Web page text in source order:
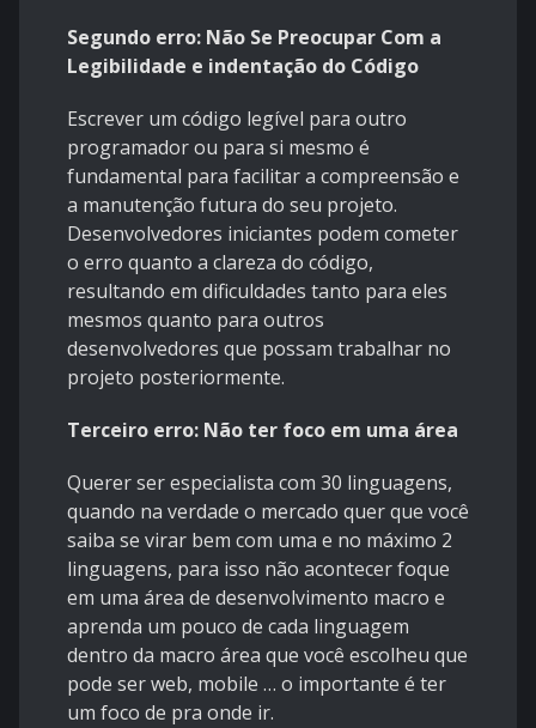
Segundo erro: Não Se Preocupar Com a
Legibilidade e indentação do Código
Escrever um código legível para outro
programador ou para si mesmo é
fundamental para facilitar a compreensão e
a manutenção futura do seu projeto.
Desenvolvedores iniciantes podem cometer
o erro quanto a clareza do código,
resultando em dificuldades tanto para eles
mesmos quanto para outros
desenvolvedores que possam trabalhar no
projeto posteriormente.
Terceiro erro: Não ter foco em uma área
Querer ser especialista com 30 linguagens,
quando na verdade o mercado quer que você
saiba se virar bem com uma e no máximo 2
linguagens, para isso não acontecer foque
em uma área de desenvolvimento macro e
aprenda um pouco de cada linguagem
dentro da macro área que você escolheu que
pode ser web, mobile … o importante é ter
um foco de pra onde ir.